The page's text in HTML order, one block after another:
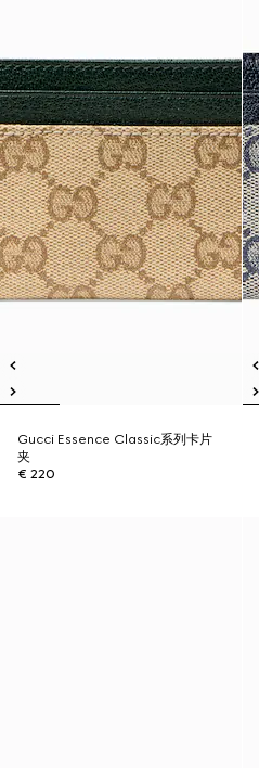
Gucci Essence Classic系列卡片
夹
€ 220